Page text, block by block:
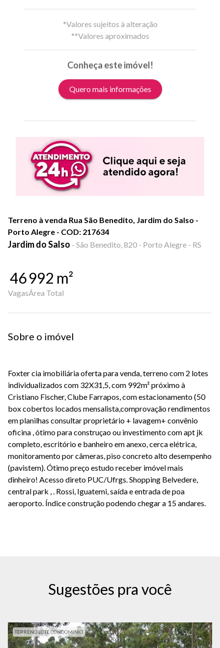
*Valores sujeitos à alteração
**Valores aproximados
Conheça este imóvel!
Quero mais informações
Terreno à venda Rua São Benedito, Jardim do Salso -
Porto Alegre - COD: 217634
Jardim do Salso - São Benedito, 820 - Porto Alegre - RS
46
Vagas
992 m²
Área Total
Sobre o imóvel
Foxter cia imobiliária oferta para venda, terreno com 2 lotes
individualizados com 32X31,5, com 992m² próximo à
Cristiano Fischer, Clube Farrapos, com estacionamento (50
box cobertos locados mensalista,comprovação rendimentos
em planilhas consultar proprietário + lavagem+ convênio
oficina , ótimo para construçao ou investimento com apt jk
completo, escritório e banheiro em anexo, cerca elétrica,
monitoramento por câmeras, piso concreto alto desempenho
(pavistem). Ótimo preço estudo receber imóvel mais
dinheiro! Acesso direto PUC/Ufrgs. Shopping Belvedere,
central park , . Rossi, Iguatemi, saída e entrada de poa
aeroporto. Índice construção podendo chegar a 15 andares.
Sugestões pra você
TERRENO LOTE CONDOMINIO